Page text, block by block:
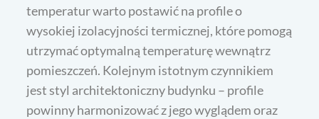
temperatur warto postawić na profile o
wysokiej izolacyjności termicznej, które pomogą
utrzymać optymalną temperaturę wewnątrz
pomieszczeń. Kolejnym istotnym czynnikiem
jest styl architektoniczny budynku – profile
powinny harmonizować z jego wyglądem oraz